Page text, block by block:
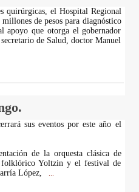
quirúrgicas, el Hospital Regional
de pesos para diagnóstico
apoyo que otorga el gobernador
de Salud, doctor Manuel
sus eventos por este año el
de la orquesta clásica de
Yoltzin y el festival de
López,